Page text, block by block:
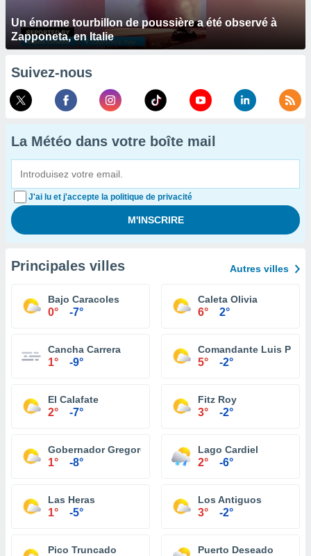
Un énorme tourbillon de poussière a été observé à
Zapponeta, en Italie
Suivez-nous
La Météo dans votre boîte mail
J'ai lu et j'accepte la politique de privacité
Principales villes Autres villes
Bajo Caracoles
0° -7°
Caleta Olivia
6° 2°
Cancha Carrera
1° -9°
Comandante Luis
5° -2°
El Calafate
2° -7°
Fitz Roy
3° -2°
Gobernador Gregores
1° -8°
Lago Cardiel
2° -6°
Las Heras
1° -5°
Los Antiguos
3° -2°
Pico Truncado Puerto Deseado